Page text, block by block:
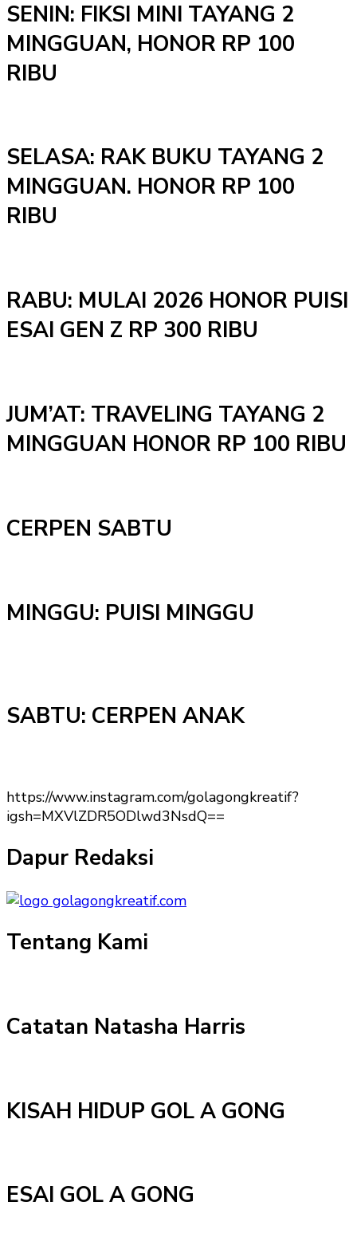
SENIN: FIKSI MINI TAYANG 2
MINGGUAN, HONOR RP 100
RIBU
SELASA: RAK BUKU TAYANG 2
MINGGUAN. HONOR RP 100
RIBU
RABU: MULAI 2026 HONOR PUISI
ESAI GEN Z RP 300 RIBU
JUM’AT: TRAVELING TAYANG 2
MINGGUAN HONOR RP 100 RIBU
CERPEN SABTU
MINGGU: PUISI MINGGU
SABTU: CERPEN ANAK
https://www.instagram.com/golagongkreatif?
igsh=MXVlZDR5ODlwd3NsdQ==
Dapur Redaksi
Tentang Kami
Catatan Natasha Harris
KISAH HIDUP GOL A GONG
ESAI GOL A GONG